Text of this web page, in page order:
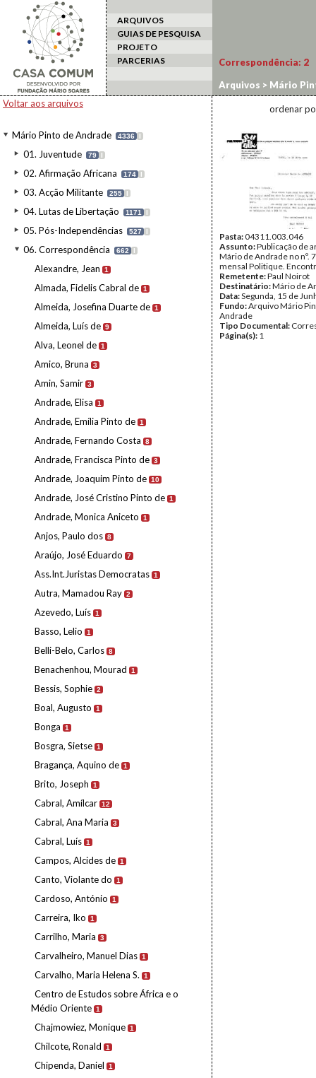
ARQUIVOS
GUIAS DE PESQUISA
PROJETO
PARCERIAS
Voltar aos arquivos
Mário Pinto de Andrade 4336 I
01. Juventude 79 I
02. Afirmação Africana 174 I
03. Acção Militante 255 I
04. Lutas de Libertação 1171 I
05. Pós-Independências 527 I
06. Correspondência 662 I
Alexandre, Jean 1
Almada, Fidelis Cabral de 1
Almeida, Josefina Duarte de 1
Almeida, Luís de 9
Alva, Leonel de 1
Amico, Bruna 3
Amin, Samir 3
Andrade, Elisa 1
Andrade, Emília Pinto de 1
Andrade, Fernando Costa 8
Andrade, Francisca Pinto de 3
Andrade, Joaquim Pinto de 10
Andrade, José Cristino Pinto de 1
Andrade, Monica Aniceto 1
Anjos, Paulo dos 8
Araújo, José Eduardo 7
Ass.Int.Juristas Democratas 1
Autra, Mamadou Ray 2
Azevedo, Luís 1
Basso, Lelio 1
Belli-Belo, Carlos 8
Benachenhou, Mourad 1
Bessis, Sophie 2
Boal, Augusto 1
Bonga 1
Bosgra, Sietse 1
Bragança, Aquino de 1
Brito, Joseph 1
Cabral, Amílcar 12
Cabral, Ana Maria 3
Cabral, Luís 1
Campos, Alcides de 1
Canto, Violante do 1
Cardoso, António 1
Carreira, Iko 1
Carrilho, Maria 3
Carvalheiro, Manuel Dias 1
Carvalho, Maria Helena S. 1
Centro de Estudos sobre África e o
Médio Oriente 1
Chajmowiez, Monique 1
Chilcote, Ronald 1
Chipenda, Daniel 1
Correspondência: 2
Arquivos > Mário
ordenar
Pasta:04311.003.046
Assunto:Publicação de
Mário de Andrade no nº.
mensal Politique.
Remetente:Paul Noirot
Destinatário:Mário de
Data:Segunda, 15 de
Fundo:Arquivo Mário
Andrade
Tipo Documental:
Página(s): 1